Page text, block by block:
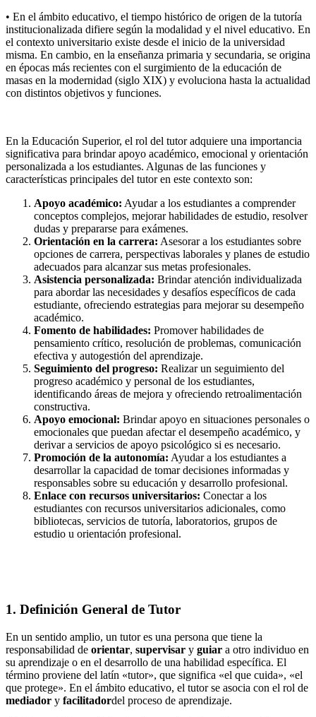
• En el ámbito educativo, el tiempo histórico de origen de la tutoría
institucionalizada difiere según la modalidad y el nivel educativo. En
el contexto universitario existe desde el inicio de la universidad
misma. En cambio, en la enseñanza primaria y secundaria, se origina
en épocas más recientes con el surgimiento de la educación de
masas en la modernidad (siglo XIX) y evoluciona hasta la actualidad
con distintos objetivos y funciones.
En la Educación Superior, el rol del tutor adquiere una importancia
significativa para brindar apoyo académico, emocional y orientación
personalizada a los estudiantes. Algunas de las funciones y
características principales del tutor en este contexto son:
Apoyo académico: Ayudar a los estudiantes a comprender
conceptos complejos, mejorar habilidades de estudio, resolver
dudas y prepararse para exámenes.
Orientación en la carrera: Asesorar a los estudiantes sobre
opciones de carrera, perspectivas laborales y planes de estudio
adecuados para alcanzar sus metas profesionales.
Asistencia personalizada: Brindar atención individualizada
para abordar las necesidades y desafíos específicos de cada
estudiante, ofreciendo estrategias para mejorar su desempeño
académico.
Fomento de habilidades: Promover habilidades de
pensamiento crítico, resolución de problemas, comunicación
efectiva y autogestión del aprendizaje.
Seguimiento del progreso: Realizar un seguimiento del
progreso académico y personal de los estudiantes,
identificando áreas de mejora y ofreciendo retroalimentación
constructiva.
Apoyo emocional: Brindar apoyo en situaciones personales o
emocionales que puedan afectar el desempeño académico, y
derivar a servicios de apoyo psicológico si es necesario.
Promoción de la autonomía: Ayudar a los estudiantes a
desarrollar la capacidad de tomar decisiones informadas y
responsables sobre su educación y desarrollo profesional.
Enlace con recursos universitarios: Conectar a los
estudiantes con recursos universitarios adicionales, como
bibliotecas, servicios de tutoría, laboratorios, grupos de
estudio u orientación profesional.
1. Definición General de Tutor
En un sentido amplio, un tutor es una persona que tiene la
responsabilidad de orientar, supervisar y guiar a otro individuo en
su aprendizaje o en el desarrollo de una habilidad específica. El
término proviene del latín «tutor», que significa «el que cuida», «el
que protege». En el ámbito educativo, el tutor se asocia con el rol de
mediador y facilitadordel proceso de aprendizaje.